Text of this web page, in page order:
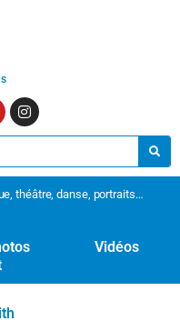
théâtre, danse, portraits…
Vidéos